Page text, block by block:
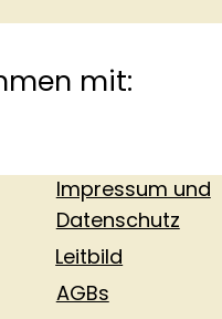
mit:
Impressum und
Datenschutz
Leitbild
AGBs